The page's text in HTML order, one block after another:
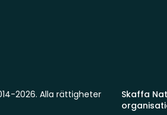
Skaffa
2026. Alla rättigheter